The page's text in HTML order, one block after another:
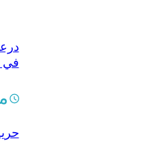
في